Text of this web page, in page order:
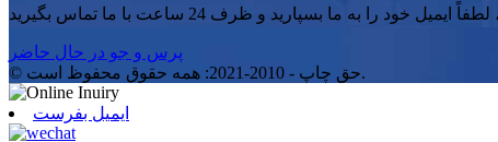
پرس و جو در حال حاضر
© حق چاپ - 2010-2021: همه حقوق محفوظ است.
ایمیل بفرست